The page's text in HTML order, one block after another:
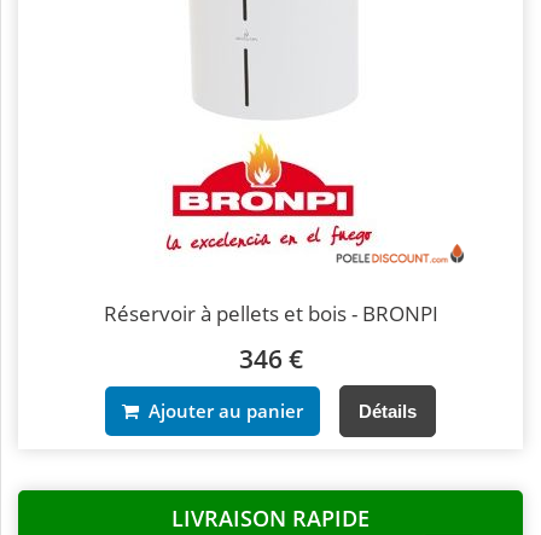
Réservoir à pellets et bois - BRONPI
346 €
Ajouter au panier Détails
LIVRAISON RAPIDE